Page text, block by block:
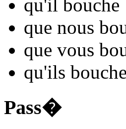
qu'il bouche
que nous
que vous
qu'ils bouch
Pass�